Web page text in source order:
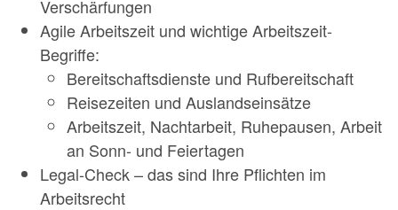
Verschärfungen
Agile Arbeitszeit und wichtige Arbeitszeit-
Begriffe:
Bereitschaftsdienste und Rufbereitschaft
Reisezeiten und Auslandseinsätze
Arbeitszeit, Nachtarbeit, Ruhepausen, Arbeit
an Sonn- und Feiertagen
Legal-Check – das sind Ihre Pflichten im
Arbeitsrecht